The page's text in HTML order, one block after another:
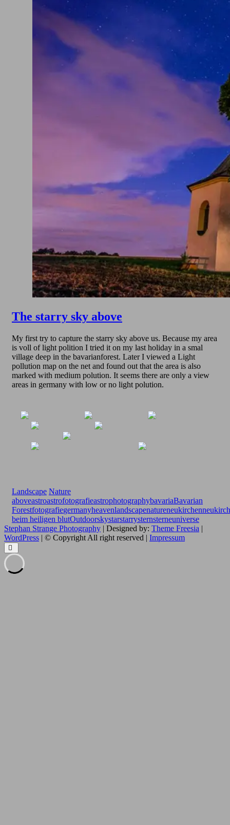
The starry sky above
My first try to capture the starry sky above us. Because my area
is voll of light polition I tried it on my last holiday in a smal
village deep in the bavarianforest. Later I viewed a Light
pollution map on the net and found out that the area is also
marked with medium polution. It seems there are only a view
areas in germany with low or no light polution.
Landscape Nature
aboveastroastrofotografieastrophotographybavariaBavarian
Forestfotografiegermanyheavenlandscapenatureneukirchen
beim heiligen blutOutdoorskystarstarrysternsterneuniverse
Stephan Strange Photography | Designed by: Theme Freesia |
WordPress | © Copyright All right reserved | Impressum